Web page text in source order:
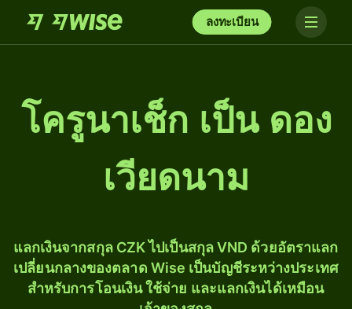
ลงทะเบียน
โครูนาเช็ก เป็น ดอง
เวียดนาม
แลกเงินจากสกุล CZK ไปเป็นสกุล VND ด้วยอัตราแลก
เปลี่ยนกลางของตลาด Wise เป็นบัญชีระหว่างประเทศ
สำหรับการโอนเงิน ใช้จ่าย และแลกเงินได้เหมือน